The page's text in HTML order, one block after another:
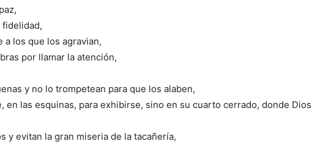
fidelidad,
a los que los agravian,
por llamar la atención,
y no lo trompetean para que los alaben,
en las esquinas, para exhibirse, sino en su cuarto cerrado, donde Dios
y evitan la gran miseria de la tacañería,